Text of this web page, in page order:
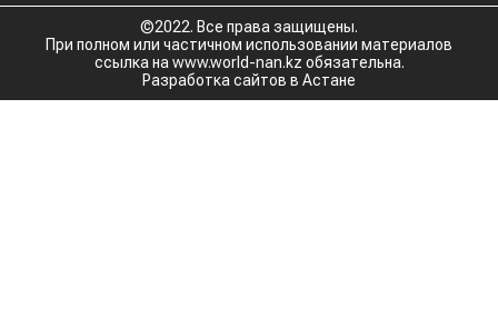
©2022. Все права защищены.
При полном или частичном использовании материалов
ссылка на www.world-nan.kz обязательна.
Разработка сайтов в Астане